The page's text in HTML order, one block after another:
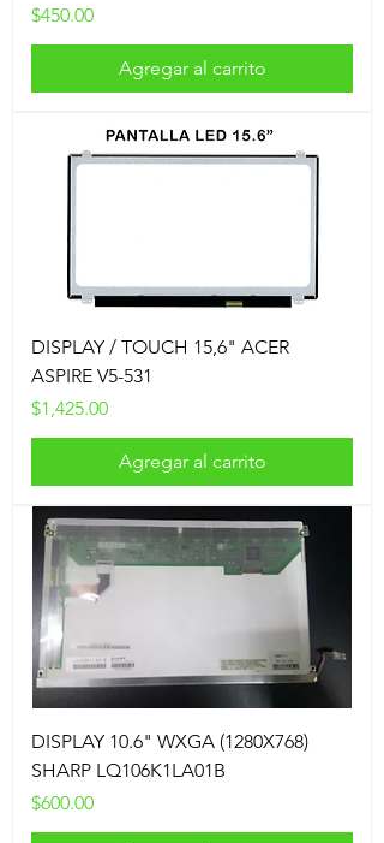
Precio
$450.00
Agregar al carrito
DISPLAY / TOUCH 15,6" ACER
ASPIRE V5-531
Precio
$1,425.00
Agregar al carrito
DISPLAY 10.6" WXGA (1280X768)
SHARP LQ106K1LA01B
Precio
$600.00